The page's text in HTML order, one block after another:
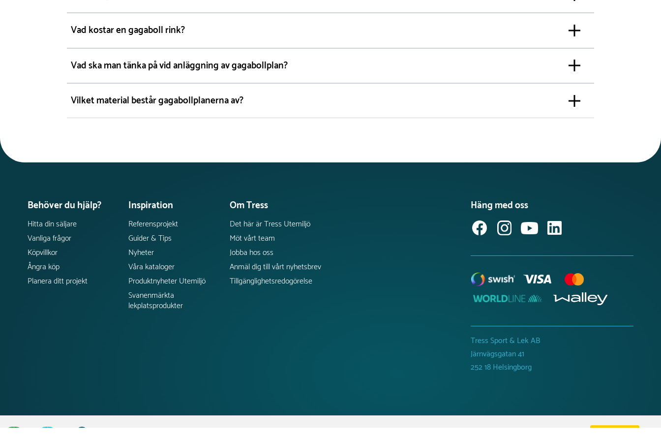
Vad kostar en gagaboll rink?
Vad ska man tänka på vid anläggning av gagabollplan?
Vilket material består gagabollplanerna av?
Behöver du hjälp?
Hitta din säljare
Vanliga frågor
Köpvillkor
Ångra köp
Planera ditt projekt
Inspiration
Referensprojekt
Guider & Tips
Nyheter
Våra kataloger
Produktnyheter Utemiljö
Svanenmärkta
lekplatsprodukter
Om Tress
Det här är Tress Utemiljö
Möt vårt team
Jobba hos oss
Anmäl dig till vårt nyhetsbrev
Tillgänglighetsredogörelse
Häng med oss
Tress Sport & Lek AB
Järnvägsgatan 41
252 18 Helsingborg